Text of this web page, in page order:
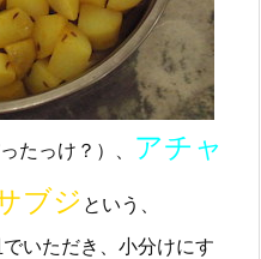
たっけ？）、 アチャ
ブジ という、
いただき、小分けにす